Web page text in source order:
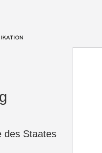
des Staates